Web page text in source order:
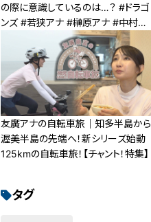
の際に意識しているのは…？ #ドラゴ
ンズ #若狭アナ #榊原アナ #中村ア
ナ #中日ドラゴンズ
友廣アナの自転車旅｜知多半島から
渥美半島の先端へ！新シリーズ始動
125kmの自転車旅！【チャント！特集】
タグ